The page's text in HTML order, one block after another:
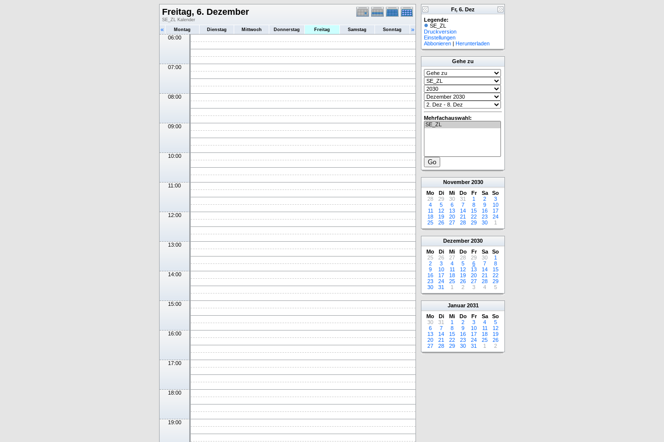
Freitag, 6. Dezember
SE_ZL Kalender
« Montag Dienstag Mittwoch Donnerstag Freitag Samstag Sonntag »
06:00
07:00
08:00
09:00
10:00
11:00
12:00
13:00
14:00
15:00
16:00
17:00
18:00
19:00
Fr, 6. Dez
Legende:
SE_ZL
Druckversion
Einstellungen
Abbonieren | Herunterladen
Gehe zu
Mehrfachauswahl:
November 2030
Mo
Di Mi Do Fr Sa
So
28
29 30 31 1 2
3
4
5 6 7 8 9
10
11
12 13 14 15 16
17
18
19 20 21 22 23
24
25
26 27 28 29 30 1
Dezember 2030
Mo
Di Mi Do Fr Sa
So
25
26 27 28 29 30
1
2
3 4 5 6 7
8
9
10 11 12 13 14
15
16
17 18 19 20 21
22
23
24 25 26 27 28
29
30
31 1 2 3 4 5
Januar 2031
Mo
Di Mi Do Fr Sa
So
30
31 1 2 3 4
5
6
7 8 9 10 11
12
13
14 15 16 17 18
19
20
21 22 23 24 25
26
27
28 29 30 31 1 2